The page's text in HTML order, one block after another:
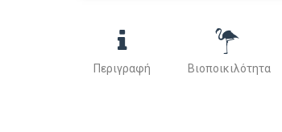
Περιγραφή Βιοποικιλότητα